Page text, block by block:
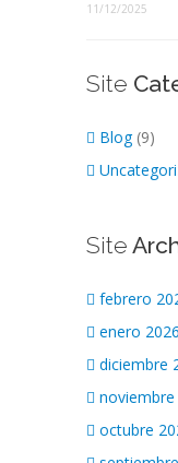
11/12/2025
Site
Blog(9)
Site
febrero
enero 2026
diciembre
noviembre
octubre